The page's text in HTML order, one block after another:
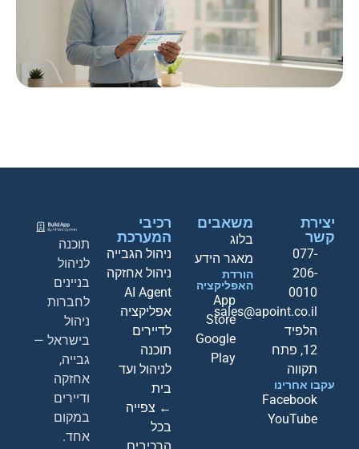
תוכנה
לניהול
בניינים
לחברות
ניהול
בישראל —
גבייה,
אחזקה
ודיירים
במקום
אחד.
רכיבי
המערכת
ניהול הגבייה
ניהול אחזקה
AI Agent
אפליקציה
לדיירים
תוכנה
לניהול ועד
בית
← צפייה
בכל
משאבים
בלוג
מאגר הידע
הורדת
האפליקציה
App
Store
Google
Play
יצירת
קשר
077-
206-
0010
sales@apoint.co.il
הלפיד
12, פתח
תקווה
עקבו אחרינו
Facebook
YouTube